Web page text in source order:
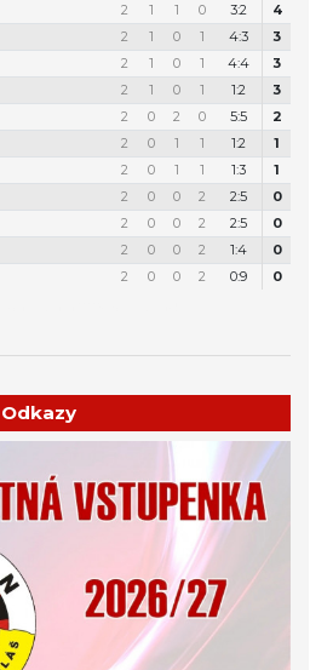
2 1 1 0 3:2
4
2 1 0 1 4:3
3
2 1 0 1 4:4
3
2 1 0 1 1:2
3
2 0 2 0 5:5
2
2 0 1 1 1:2
1
2 0 1 1 1:3
1
2 0 0 2 2:5
0
2 0 0 2 2:5
0
2 0 0 2 1:4
0
2 0 0 2 0:9 0
Odkazy